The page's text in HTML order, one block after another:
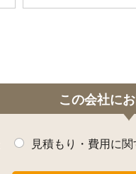
この会社に
見積もり・費用に